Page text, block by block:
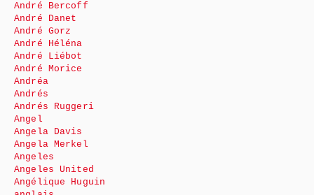
André Bercoff
André Danet
André Gorz
André Héléna
André Liébot
André Morice
Andréa
Andrés
Andrés Ruggeri
Angel
Angela Davis
Angela Merkel
Angeles
Angeles United
Angélique Huguin